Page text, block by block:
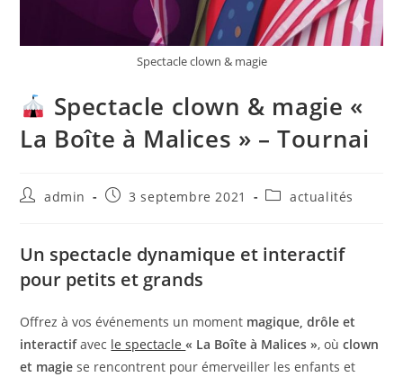
Spectacle clown & magie
Spectacle clown & magie «
La Boîte à Malices » – Tournai
admin 3 septembre 2021 actualités
Un spectacle dynamique et interactif
pour petits et grands
Offrez à vos événements un moment magique, drôle et
interactifavec le spectacle« La Boîte à Malices », oùclown
et magie se rencontrent pour émerveiller les enfants et